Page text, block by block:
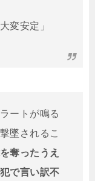
大変安定」
ートが鳴る
墜されるこ
奪ったうえ
で言い訳不